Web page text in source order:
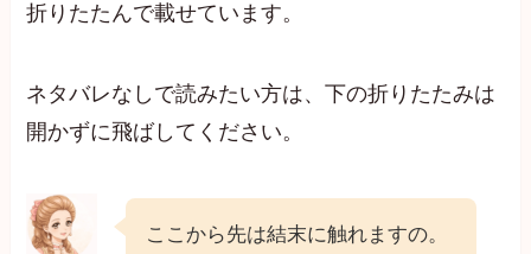
折りたたんで載せています。
ネタバレなしで読みたい方は、下の折りたたみは
開かずに飛ばしてください。
ここから先は結末に触れますの。